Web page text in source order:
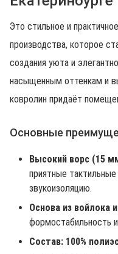
Это стильное и
производства, которое
создания уюта и
насыщенным оттенкам и
ковролин придаёт
Основные
Высокий ворс (15
приятные
звукоизоляцию.
Основа из войлока
формостабильность
Состав: 100%